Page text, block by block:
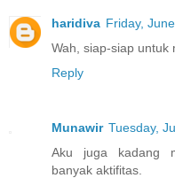
haridiva Friday,
Wah, siap-siap untuk
Reply
Munawir Tuesday,
Aku juga kadang
banyak aktifitas.